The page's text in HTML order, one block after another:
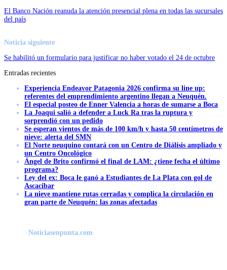
El Banco Nación reanuda la atención presencial plena en todas las sucursales
del país
Noticia siguiente
Se habilitó un formulario para justificar no haber votado el 24 de octubre
Entradas recientes
Experiencia Endeavor Patagonia 2026 confirma su line up:
referentes del emprendimiento argentino llegan a Neuquén.
El especial posteo de Enner Valencia a horas de sumarse a Boca
La Joaqui salió a defender a Luck Ra tras la ruptura y
sorprendió con un pedido
Se esperan vientos de más de 100 km/h y hasta 50 centímetros de
nieve: alerta del SMN
El Norte neuquino contará con un Centro de Diálisis ampliado y
un Centro Oncológico
Ángel de Brito confirmó el final de LAM: ¿tiene fecha el último
programa?
Ley del ex: Boca le ganó a Estudiantes de La Plata con gol de
Ascacibar
La nieve mantiene rutas cerradas y complica la circulación en
gran parte de Neuquén: las zonas afectadas
Noticiasenpunta.com